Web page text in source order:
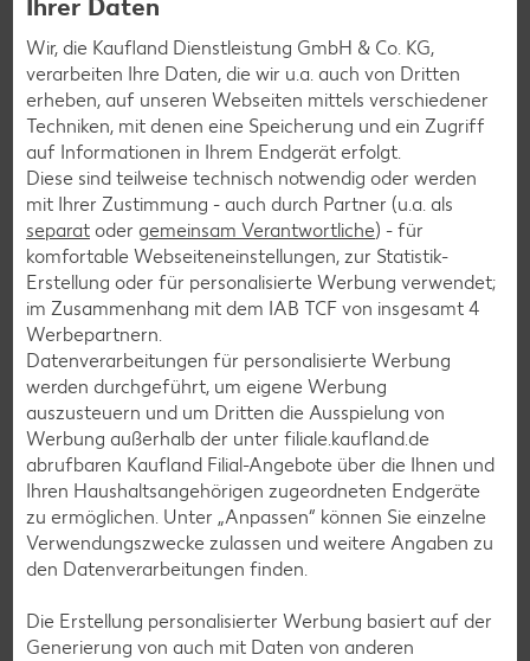
soziale Organisation aus ihrer Region zu unterstützen.
So stärken wir gemeinsam das gesellschaftliche
Engagement vor Ort – für eine nachhaltigere Zukunft
direkt vor der Haustür. Also, mitmachen!Denn jeder Cent
zählt!
Die Spenden aus deiner Filiale gehen
an:Tierschutzverein Wunsiedel-
Marktredwitz und Umgebung e.V. /
Tierheim Wunsiedel-Breitenbrunn
Mehr erfahren
Services
Unsere Serviceleistungen
Ihrer Daten
Wir, die Kaufland Dienstleistung GmbH & Co. KG,
verarbeiten Ihre Daten, die wir u.a. auch von Dritten
erheben, auf unseren Webseiten mittels verschiedener
Techniken, mit denen eine Speicherung und ein Zugriff
auf Informationen in Ihrem Endgerät erfolgt.
Diese sind teilweise technisch notwendig oder werden
mit Ihrer Zustimmung - auch durch Partner (u.a. als
separat oder gemeinsam Verantwortliche) - für
komfortable Webseiteneinstellungen, zur Statistik-
Erstellung oder für personalisierte Werbung verwendet;
im Zusammenhang mit dem IAB TCF von insgesamt 4
Werbepartnern.
Datenverarbeitungen für personalisierte Werbung
werden durchgeführt, um eigene Werbung
auszusteuern und um Dritten die Ausspielung von
Werbung außerhalb der unter filiale.kaufland.de
abrufbaren Kaufland Filial-Angebote über die Ihnen und
Ihren Haushaltsangehörigen zugeordneten Endgeräte
zu ermöglichen. Unter „Anpassen“ können Sie einzelne
Verwendungszwecke zulassen und weitere Angaben zu
den Datenverarbeitungen finden.
Die Erstellung personalisierter Werbung basiert auf der
Generierung von auch mit Daten von anderen